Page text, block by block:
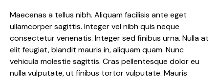
Maecenas a tellus nibh. Aliquam facilisis ante eget
ullamcorper sagittis. Integer vel nibh quis neque
consectetur venenatis. Integer sed finibus urna. Nulla at
elit feugiat, blandit mauris in, aliquam quam. Nunc
vehicula molestie sagittis. Cras pellentesque dolor eu
nulla vulputate, ut finibus tortor vulputate. Mauris